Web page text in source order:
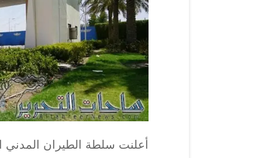
أعلنت سلطة الطيران المدني